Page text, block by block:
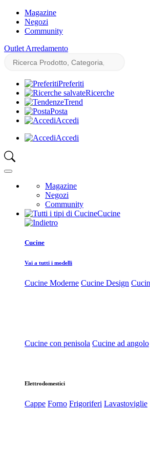
Magazine
Negozi
Community
Outlet Arredamento
Preferiti
Ricerche
Trend
Posta
Accedi
Accedi
Magazine
Negozi
Community
Cucine
Cucine
Vai a tutti i modelli
Cucine Moderne Cucine Design
Cucine con penisola Cucine ad angolo
Elettrodomestici
Cappe Forno Frigoriferi Lavastoviglie